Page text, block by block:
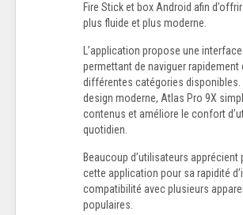
Fire Stick et box Android afin
plus fluide et plus moderne.
L’application propose une
permettant de naviguer rapidement
différentes catégories disponibles.
design moderne, Atlas Pro 9X
contenus et améliore le confort
quotidien.
Beaucoup d’utilisateurs
cette application pour sa rapidité
compatibilité avec plusieurs
populaires.